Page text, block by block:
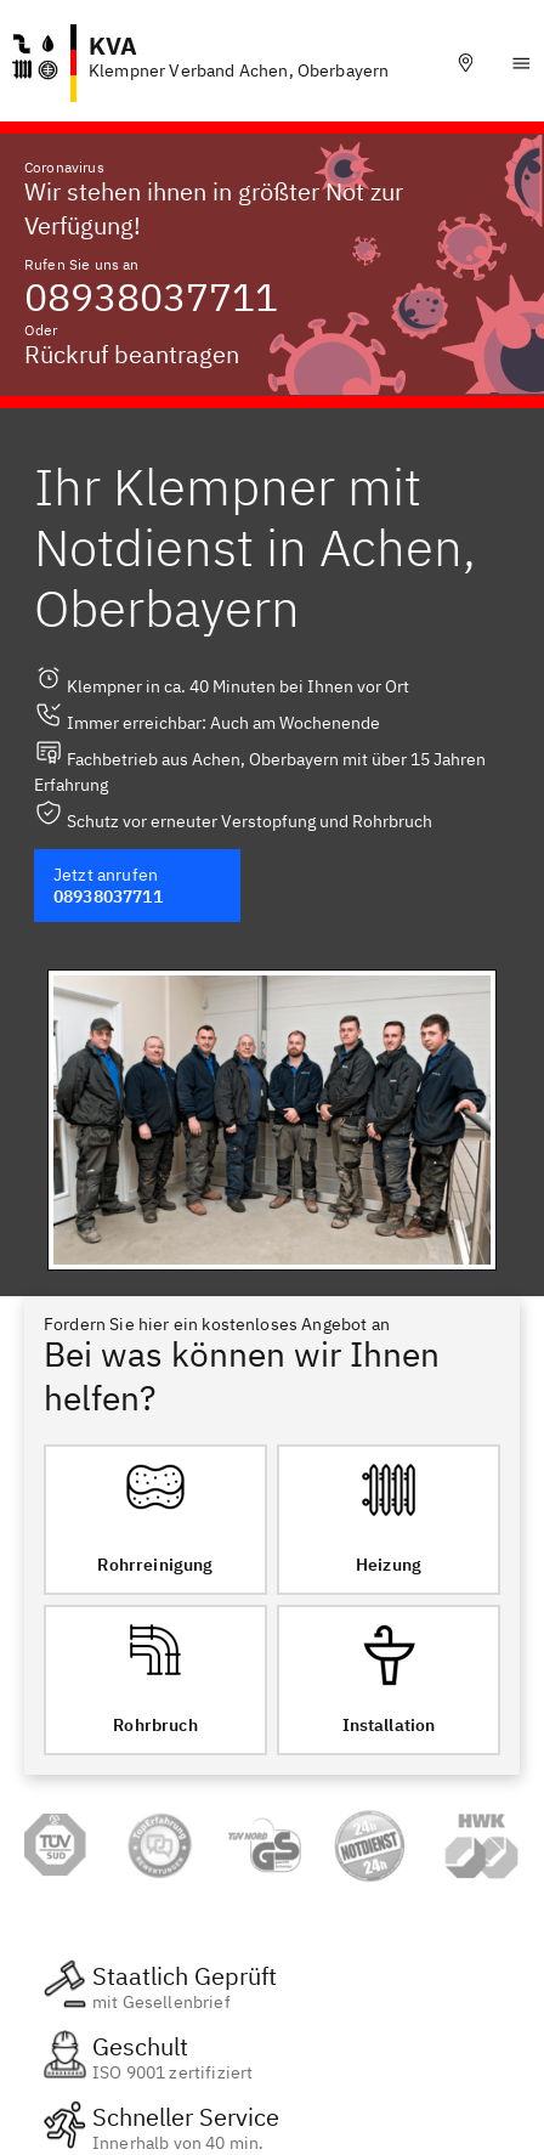
KVA
Klempner Verband Achen, Oberbayern
Coronavirus
Wir stehen ihnen in größter Not zur
Verfügung!
Rufen Sie uns an
08938037711
Oder
Rückruf beantragen
Ihr Klempner mit
Notdienst in Achen,
Oberbayern
Klempner in ca. 40 Minuten bei Ihnen vor Ort
Immer erreichbar: Auch am Wochenende
Fachbetrieb aus Achen, Oberbayern mit über 15 Jahren
Erfahrung
Schutz vor erneuter Verstopfung und Rohrbruch
Jetzt anrufen
08938037711
Fordern Sie hier ein kostenloses Angebot an
Bei was können wir Ihnen
helfen?
Rohrreinigung Heizung
Rohrbruch Installation
Staatlich Geprüft
mit Gesellenbrief
Geschult
ISO 9001 zertifiziert
Schneller Service
Innerhalb von 40 min.